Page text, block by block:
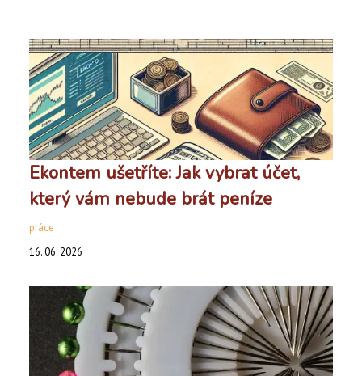
Ekontem ušetříte: Jak vybrat účet,
který vám nebude brát peníze
práce
16. 06. 2026